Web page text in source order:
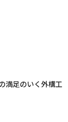
満足のいく外構工